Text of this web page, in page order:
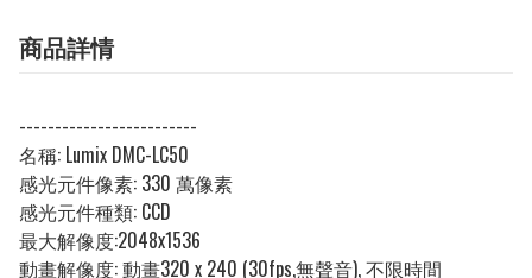
商品詳情
-------------------------
名稱: Lumix DMC-LC50
感光元件像素: 330 萬像素
感光元件種類: CCD
最大解像度:2048x1536
動畫解像度: 動畫320 x 240 (30fps,無聲音), 不限時間